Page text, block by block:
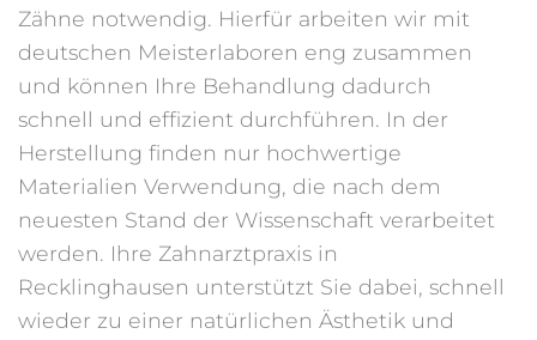
Zähne notwendig. Hierfür arbeiten wir mit
deutschen Meisterlaboren eng zusammen
und können Ihre Behandlung dadurch
schnell und effizient durchführen. In der
Herstellung finden nur hochwertige
Materialien Verwendung, die nach dem
neuesten Stand der Wissenschaft verarbeitet
werden. Ihre Zahnarztpraxis in
Recklinghausen unterstützt Sie dabei, schnell
wieder zu einer natürlichen Ästhetik und